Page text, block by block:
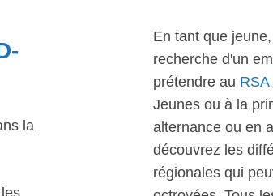
la
En tant que
recherche d'un
prétendre au
Jeunes ou à la
alternance ou en
découvrez les
régionales qui